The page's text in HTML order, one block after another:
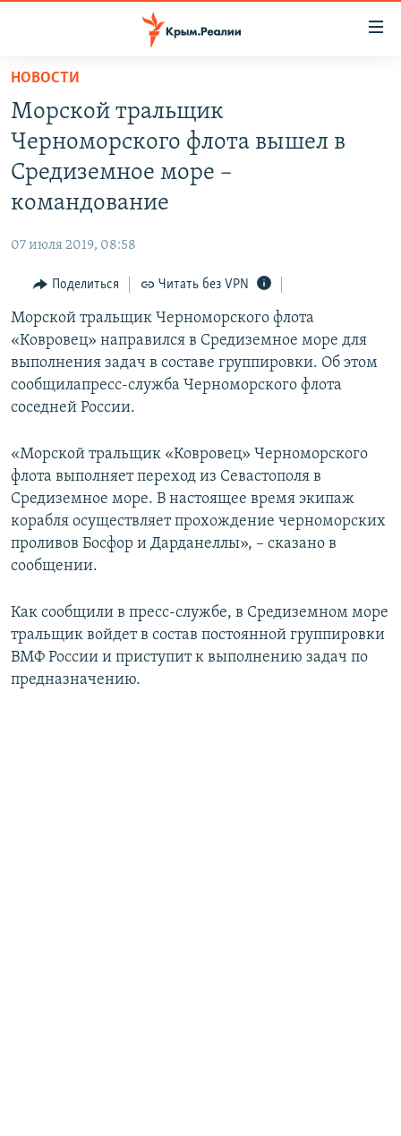
Вернуться
основному
содержанию
Вернутся
главной
Вернутся
поиску
СПЕЦПРОЕКТЫ
ВОДА
ИНФОГРАФИКА
ТЕЛЕПРОЕКТ КРЫМ.РЕАЛИИ
СОВЕТЫ ПРАВОЗАЩИТНИКОВ
ПРОПАВШИЕ БЕЗ ВЕСТИ
ПОБЕДИТЕЛЕЙ НЕ СУДЯТ?
КРЫМ.НЕПОКОРЕННЫЙ
ELIFBE
УКРАИНСКАЯ ПРОБЛЕМА КРЫМА
РАДІО СВОБОДА
КАК ОБОЙТИ БЛОКИРОВКУ
Українською
Qırımtatar
ПРИСОЕДИНЯЙТЕСЬ!
Все сайты RFE/RL
НОВОСТИ
Морской тральщик
Черноморского флота вышел в
Средиземное море –
командование
07 июля 2019, 08:58
Поделиться Читать без VPN
Морской тральщик Черноморского флота
«Ковровец» направился в Средиземное море для
выполнения задач в составе группировки. Об этом
сообщилапресс-служба Черноморского флота
соседней России.
«Морской тральщик «Ковровец» Черноморского
флота выполняет переход из Севастополя в
Средиземное море. В настоящее время экипаж
корабля осуществляет прохождение черноморских
проливов Босфор и Дарданеллы», – сказано в
сообщении.
Как сообщили в пресс-службе, в Средиземном море
тральщик войдет в состав постоянной группировки
ВМФ России и приступит к выполнению задач по
предназначению.